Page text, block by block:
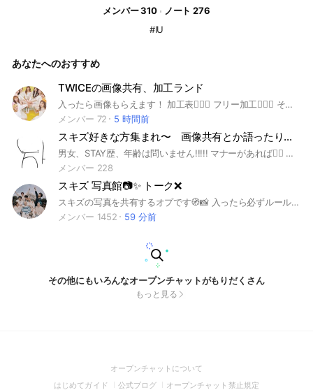
メンバー 310
ノート 276
#IU
あなたへのおすすめ
TWICEの画像共有、加工ランド
入ったら画像もらえます！ 加工表🙆🏻‍♀️ フリー加工🙆🏻‍♀️ そして、定期的にイベント開催してるので良かったら入ってください！ 宣伝👍🏻 宣伝抜け🙅🏻‍♀️ とりあえず入ってください‼️ 加工できなくても大丈夫！ 画像を共有したり、加工の依頼をしたり、作ったり、店員などはきめないので、加工をしたり、画像を共有したりしましょう！！！！もちろん雑談も！☆ 困ったことがあれば何時でも相談してくださいね！ 各メンバーの副官、雑オタの副官もいるのでどのメンバーの画像、加工、画像を頼んでも手に入る確率がとても高いです！ 副官じゃない人も優しい方多いので画像くれちゃうかも…？？？✨ ここまで見て入らないって言う選択肢ありますか？ 150人目指してます！お願いします！ 男女関係なく気軽に入ったください！🙌🏻 #TWICE #twice #once #ONCE #画像共有 #加工 #加工ランド #ランド #ナヨン #ジョンヨン #モモ #サナ #ジヒョ #ミナ #ダヒョン #チェヨン #ツウィ
メンバー 72
5 時間前
スキズ好きな方集まれ〜 画像共有とか語ったりしよう☆ 新規STAYさん歓迎〜
男女、STAY歴、年齢は問いません!!!!! マナーがあれば🙆‍♀️ 好きな画像共有、好きな動画共有 スキズについて語ったり雑談したり〜 クエストなら専用の方にお願いします 大切なノートはしっかり見てください 楽しくやってこー！！ #straykids #スキズ #STAY #SKZ
メンバー 228
スキズ 写真館📷✨ トーク❌
スキズの写真を共有するオプです🧭📸 入ったら必ずルールブックを読んでください! アイコンは必ずスキズ関係でお願いします🥺 ルールを守って楽しみましょう🍀💞 #スキズ #StrayKids #STAY #ステイ #スキズ推し集まれ #StrayKids推し集まれ #会話禁止 #トーク禁止 #K-POP #写真館
メンバー 1452
59 分前
その他にもいろんなオープンチャットがもりだくさん
もっと見る
オープンチャットについて
in
はじめてガイド (Open
公式ブログ (Open
オープンチャット禁止規定(Open